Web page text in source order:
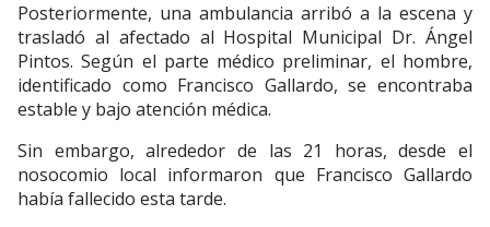
Posteriormente, una ambulancia arribó a la escena y
trasladó al afectado al Hospital Municipal Dr. Ángel
Pintos. Según el parte médico preliminar, el hombre,
identificado como Francisco Gallardo, se encontraba
estable y bajo atención médica.
Sin embargo, alrededor de las 21 horas, desde el
nosocomio local informaron que Francisco Gallardo
había fallecido esta tarde.